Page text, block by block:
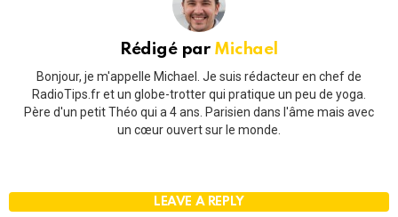
Rédigé par Michael
Bonjour, je m'appelle Michael. Je suis rédacteur en chef de
RadioTips.fr et un globe-trotter qui pratique un peu de yoga.
Père d'un petit Théo qui a 4 ans. Parisien dans l'âme mais avec
un cœur ouvert sur le monde.
LEAVE A REPLY